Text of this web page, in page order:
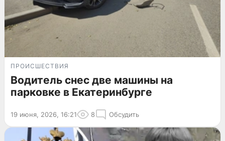
ПРОИСШЕСТВИЯ
Водитель снес две машины на
парковке в Екатеринбурге
19 июня, 2026, 16:21 8 Обсудить